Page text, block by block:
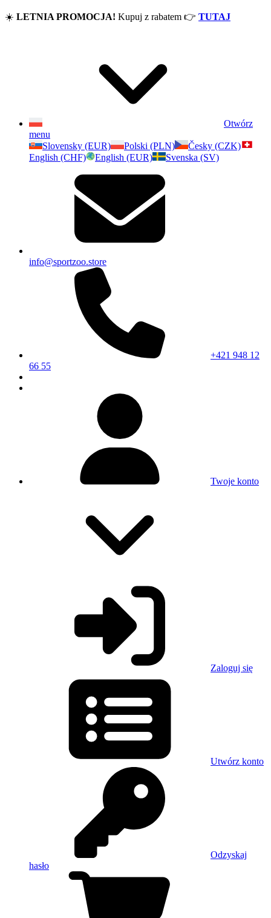
☀️ LETNIA PROMOCJA! Kupuj z rabatem 👉 TUTAJ
Otwórz
menu
Slovensky (EUR)
Polski (PLN)
Česky (CZK)
English (CHF)
English (EUR) Svenska (SV)
info@sportzoo.store
+421 948 12
66 55
Twoje konto
Zaloguj się
Utwórz konto
Odzyskaj
hasło